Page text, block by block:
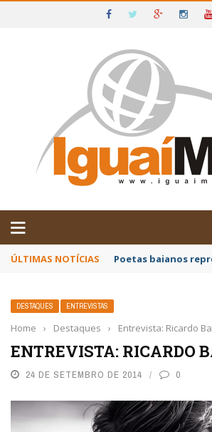
IGUAÍ E SUDOESTE DA BAHIA
ÚLTIMAS NOTÍCIAS Poetas baianos
DESTAQUES ENTREVISTAS
Home › Destaques › Entrevista: Ricardo
ENTREVISTA: RICARDO
24 DE SETEMBRO DE 2014 0